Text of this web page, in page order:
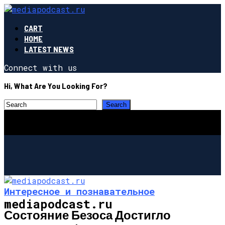
CART
HOME
LATEST NEWS
Connect with us
Hi, What Are You Looking For?
mediapodcast.ru
Интересное и познавательное
Состояние Безоса Достигло